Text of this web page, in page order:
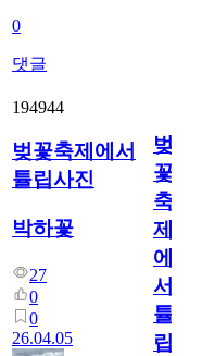
0
댓글
194944
벚꽃축제에서
튤립사진
박하꽃
27
0
0
26.04.05
벚
꽃
축
제
에
서
튤
립